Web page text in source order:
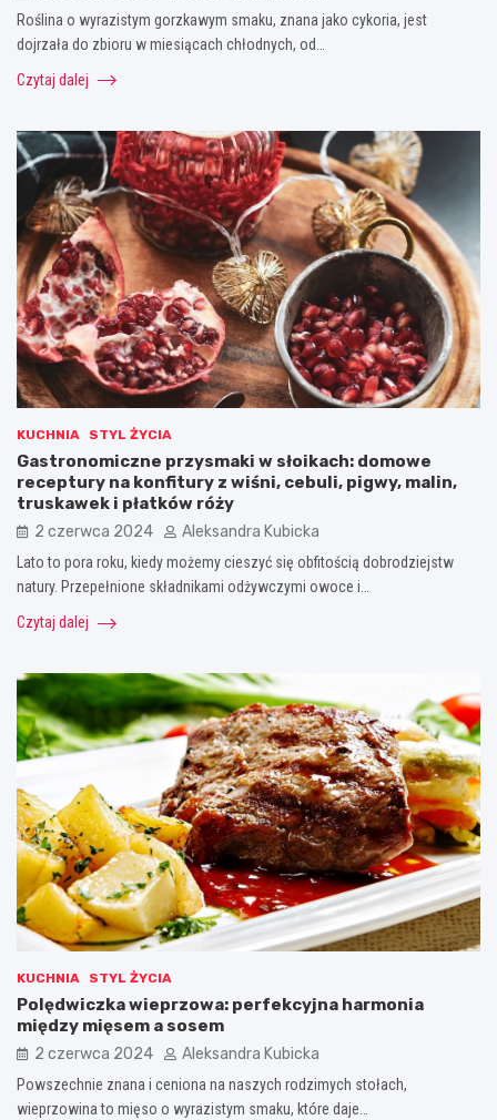
Roślina o wyrazistym gorzkawym smaku, znana jako cykoria, jest
dojrzała do zbioru w miesiącach chłodnych, od…
Czytaj dalej
KUCHNIA STYL ŻYCIA
Gastronomiczne przysmaki w słoikach: domowe
receptury na konfitury z wiśni, cebuli, pigwy, malin,
truskawek i płatków róży
2 czerwca 2024 Aleksandra Kubicka
Lato to pora roku, kiedy możemy cieszyć się obfitością dobrodziejstw
natury. Przepełnione składnikami odżywczymi owoce i…
Czytaj dalej
KUCHNIA STYL ŻYCIA
Polędwiczka wieprzowa: perfekcyjna harmonia
między mięsem a sosem
2 czerwca 2024 Aleksandra Kubicka
Powszechnie znana i ceniona na naszych rodzimych stołach,
wieprzowina to mięso o wyrazistym smaku, które daje…